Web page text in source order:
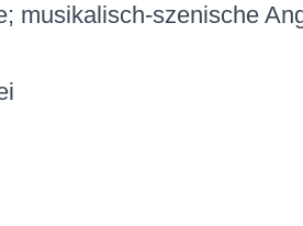
musikalisch-szenische